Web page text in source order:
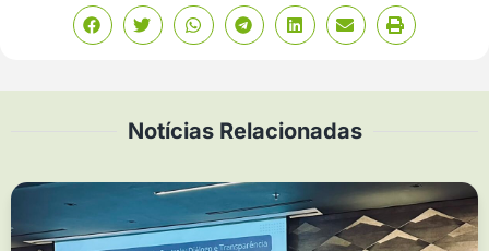
Notícias Relacionadas